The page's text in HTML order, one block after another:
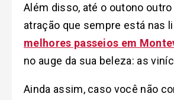
Além disso, até o outono
atração que sempre está nas
melhores passeios em
no auge da sua beleza: as
Ainda assim, caso você não